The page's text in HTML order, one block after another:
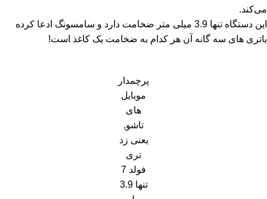
می‌کند.
این دستگاه تنها 3.9 میلی متر ضخامت دارد و سامسونگ ادعا کرده
باتری های سه گانه آن هر کدام به ضخامت یک کاغذ است!
پرچمدار
موبایل
های
تاشو,
یعنی زد
تری
فولد 7
تنها 3.9